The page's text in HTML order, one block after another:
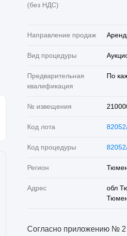
(без НДС)
Направление продаж
Вид процедуры
Предварительная
квалификация
По
№ извещения
Код лота
Код процедуры
Регион
Адрес
обл
Согласно приложению № 2